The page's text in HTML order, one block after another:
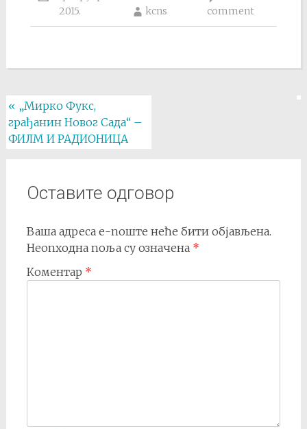
2015.
kcns
comment
Post
navigation
« „Мирко Фукс,
грађанин Новог Сада“ –
ФИЛМ И РАДИОНИЦА
Оставите одговор
Ваша адреса е-поште неће бити објављена.
Неопходна поља су означена *
Коментар *